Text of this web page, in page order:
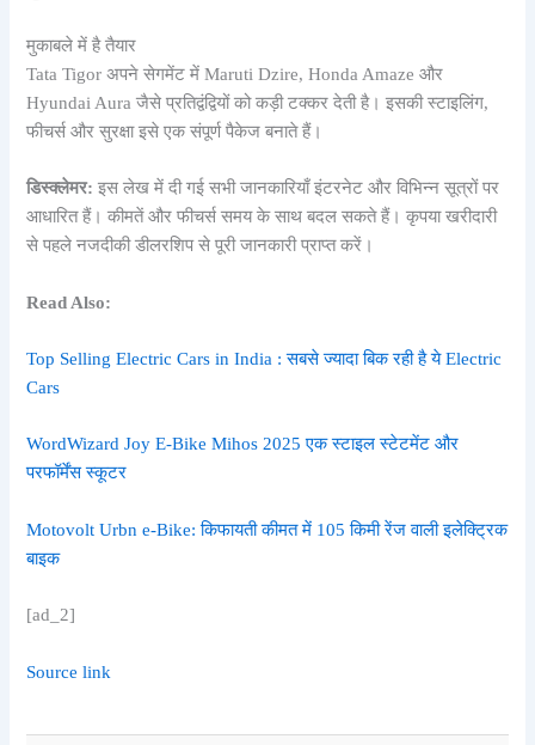
मुकाबले में है तैयार
Tata Tigor अपने सेगमेंट में Maruti Dzire, Honda Amaze और
Hyundai Aura जैसे प्रतिद्वंद्वियों को कड़ी टक्कर देती है। इसकी स्टाइलिंग,
फीचर्स और सुरक्षा इसे एक संपूर्ण पैकेज बनाते हैं।
डिस्क्लेमर: इस लेख में दी गई सभी जानकारियाँ इंटरनेट और विभिन्न सूत्रों पर
आधारित हैं। कीमतें और फीचर्स समय के साथ बदल सकते हैं। कृपया खरीदारी
से पहले नजदीकी डीलरशिप से पूरी जानकारी प्राप्त करें।
Read Also:
Top Selling Electric Cars in India : सबसे ज्यादा बिक रही है ये Electric
Cars
WordWizard Joy E-Bike Mihos 2025 एक स्टाइल स्टेटमेंट और
परफॉर्मेंस स्कूटर
Motovolt Urbn e-Bike: किफायती कीमत में 105 किमी रेंज वाली इलेक्ट्रिक
बाइक
[ad_2]
Source link